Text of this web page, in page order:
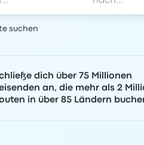
suchen
dich über 75 Millionen
an, die mehr als 2
in über 85 Ländern